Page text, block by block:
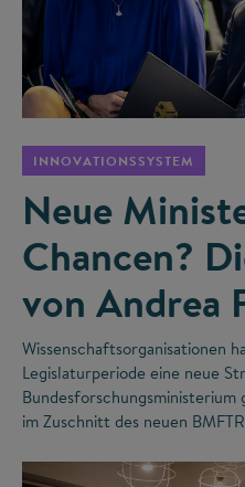
INNOVATIONSSYSTEM
Neue
Chancen?
von Andrea
Wissenschaftsorganisationen
Legislaturperiode eine neue
im Zuschnitt des neuen